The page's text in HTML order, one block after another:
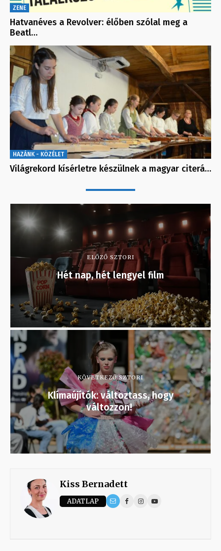
ZENE
Hatvanéves a Revolver: élőben szólal meg a
Beatl…
HAZÁNK - KÖZÉLET
Világrekord kísérletre készülnek a magyar citerá…
ELŐZŐ SZTORI
Hét nap, hét lengyel film
KÖVETKEZŐ SZTORI
Klímaújítók: változtass, hogy
változzon!
Kiss Bernadett
ADATLAP